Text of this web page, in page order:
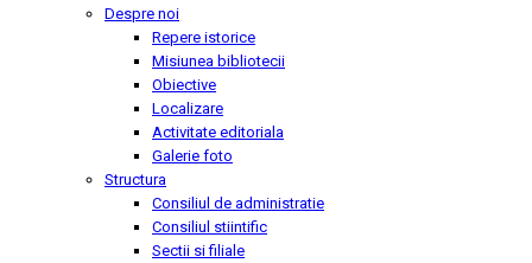
Despre noi
Repere istorice
Misiunea bibliotecii
Obiective
Localizare
Activitate editoriala
Galerie foto
Structura
Consiliul de administratie
Consiliul stiintific
Sectii si filiale